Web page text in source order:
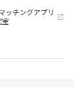
ッチングアプリ